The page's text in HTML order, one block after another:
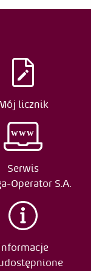
Rodzaj zmiany
Edycja
Edycja
Edycja
Edycja
Edycja
licznik
Serwis
Operator S.A.